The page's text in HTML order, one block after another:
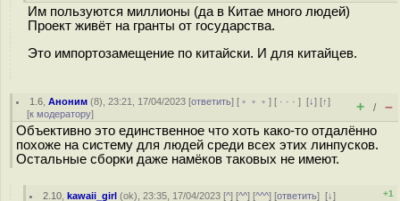
Им пользуются миллионы (да в Китае много людей)
Проект живёт на гранты от государства.
Это импортозамещение по китайски. И для китайцев.
1.6 ,Аноним (8), 23:21, 17/04/2023 [ответить] [ ﹢﹢﹢] [ · · ·][↓] [↑]
[к модератору] + / –
Объективно это единственное что хоть како-то отдалённо
похоже на систему для людей среди всех этих линпусков.
Остальные сборки даже намёков таковых не имеют.
2.10 ,kawaii_girl (ok), 23:35, 17/04/2023 [^] [^^] [^^^] [ответить][↓]
+1